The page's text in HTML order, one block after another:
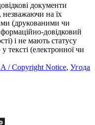
документи
незважаючи на їх
(друкованими чи
довідковий
і не мають статусу
тексті (електронної чи
/ Copyright Notice, Угода